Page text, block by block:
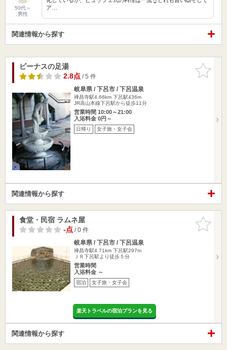
50代～
男性
ア…
関連情報から探す
お気に入
りに追加
ビーナスの足湯
2.8点/ 5 件
岐阜県 / 下呂市 / 下呂温泉
禅昌寺駅4.66km 下呂駅436m
JR高山本線下呂駅から徒歩11分
営業時間 10:00～21:00
入浴料金 0円～
日帰り 女子旅・女子会
関連情報から探す
お気に入
りに追加
食堂・民宿 ラムネ屋
-点/ 0 件
岐阜県 / 下呂市 / 下呂温泉
禅昌寺駅4.71km 下呂駅297m
ＪＲ下呂駅より徒歩５分
営業時間
入浴料金 ～
宿泊 女子旅・女子会
楽天トラベルの宿泊プランを見る
関連情報から探す